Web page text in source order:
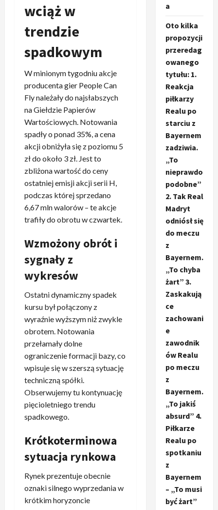
wciąż w
trendzie
spadkowym
W minionym tygodniu akcje
producenta gier People Can
Fly należały do najsłabszych
na Giełdzie Papierów
Wartościowych. Notowania
spadły o ponad 35%, a cena
akcji obniżyła się z poziomu 5
zł do około 3 zł. Jest to
zbliżona wartość do ceny
ostatniej emisji akcji serii H,
podczas której sprzedano
6,67 mln walorów – te akcje
trafiły do obrotu w czwartek.
Wzmożony obrót i
sygnały z
wykresów
Ostatni dynamiczny spadek
kursu był połączony z
wyraźnie wyższym niż zwykle
obrotem. Notowania
przełamały dolne
ograniczenie formacji bazy, co
wpisuje się w szerszą sytuację
techniczną spółki.
Obserwujemy tu kontynuację
pięcioletniego trendu
spadkowego.
Krótkoterminowa
sytuacja rynkowa
Rynek prezentuje obecnie
oznaki silnego wyprzedania w
krótkim horyzoncie
a
Oto kilka
propozycji
przeredag
owanego
tytułu: 1.
Reakcja
piłkarzy
Realu po
starciu z
Bayernem
zadziwia.
„To
nieprawdo
podobne”
2. Tak Real
Madryt
odniósł się
do meczu
z
Bayernem.
„To chyba
żart” 3.
Zaskakują
ce
zachowani
e
zawodnik
ów Realu
po meczu
z
Bayernem.
„To jakiś
absurd” 4.
Piłkarze
Realu po
spotkaniu
z
Bayernem
– „To musi
być żart”